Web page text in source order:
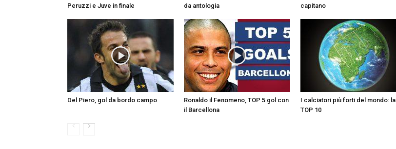
Peruzzi e Juve in finale
da antologia
capitano
Del Piero, gol da bordo campo
Ronaldo il Fenomeno, TOP 5 gol con
il Barcellona
I calciatori più forti del mondo: la
TOP 10